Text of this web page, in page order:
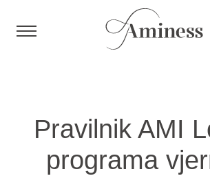
Hoteli i resorti
Pravilnik AMI
programa